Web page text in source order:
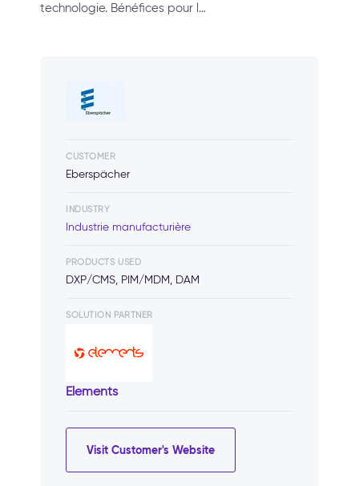
technologie. Bénéfices pour l…
CUSTOMER
Eberspächer
INDUSTRY
Industrie manufacturière
PRODUCTS USED
DXP/CMS, PIM/MDM, DAM
SOLUTION PARTNER
Elements
Visit Customer's Website